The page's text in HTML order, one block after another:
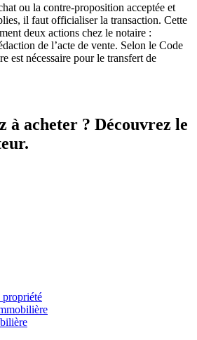
ou la contre-proposition acceptée et
il faut officialiser la transaction. Cette
deux actions chez le notaire :
de l’acte de vente. Selon le Code
est nécessaire pour le transfert de
à acheter ? Découvrez le
propriété